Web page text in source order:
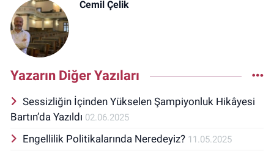
Cemil Çelik
Yazarın Diğer Yazıları
Sessizliğin İçinden Yükselen Şampiyonluk Hikâyesi
Bartın’da Yazıldı 02.06.2025
Engellilik Politikalarında Neredeyiz? 11.05.2025